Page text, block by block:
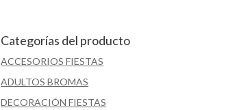
Categorías del producto
ACCESORIOS FIESTAS
ADULTOS BROMAS
DECORACIÓN FIESTAS